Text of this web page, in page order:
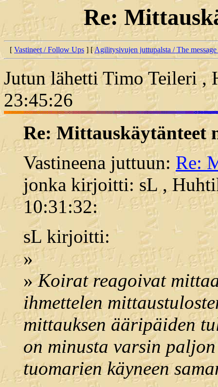
Re:
[ Vastineet / Follow Ups ] [Agilitysivujen juttupalsta / The
Jutun lähetti Timo Teileri ,
23:45:26
Re: Mittauskäytänteet
Vastineena juttuun: Re:
jonka kirjoitti: sL ,
10:31:32:
sL kirjoitti:
»
»Koirat reagoivat
ihmettelen
mittauksen ääripäiden
on minusta varsin
tuomarien käyneen